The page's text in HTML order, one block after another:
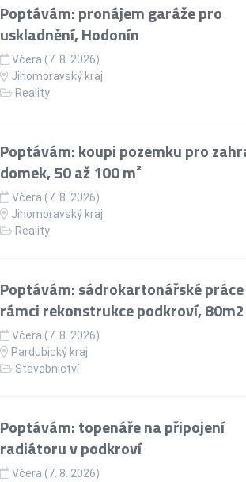
Poptávám: pronájem garáže pro
uskladnění, Hodonín
Včera (7. 8. 2026)
Jihomoravský kraj
Reality
Poptávám: koupi pozemku pro
domek, 50 až 100 m²
Včera (7. 8. 2026)
Jihomoravský kraj
Reality
Poptávám: sádrokartonářské
rámci rekonstrukce podkroví, 80m2
Včera (7. 8. 2026)
Pardubický kraj
Stavebnictví
Poptávám: topenáře na připojení
radiátoru v podkroví
Včera (7. 8. 2026)